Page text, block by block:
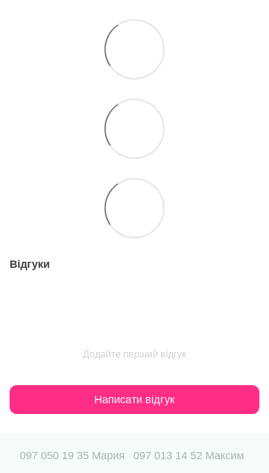
Відгуки
Додайте перший відгук
Написати відгук
097 050 19 35 Мария 097 013 14 52 Максим